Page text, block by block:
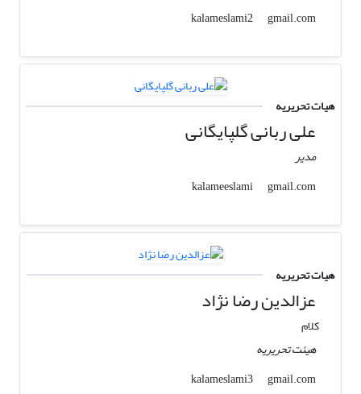
kalameslami2
gmail.com
هیات تحریریه
علی ربانی گلپایگانی
مدیر
kalameeslami
gmail.com
هیات تحریریه
عزالدین رضا نژاد
کلام
هیئت تحریریه
kalameslami3
gmail.com